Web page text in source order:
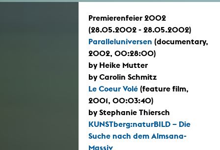
Premierenfeier 2002
(28.05.2002 - 28.05.2002)
Paralleluniversen (documentary,
2002, 00:28:00)
by Heike Mutter
by Carolin Schmitz
Le Coeur Volé (feature film,
2001, 00:03:40)
by Stephanie Thiersch
KUNSTberg:naturBILD – Die
Suche nach dem Almsana-
Massiv